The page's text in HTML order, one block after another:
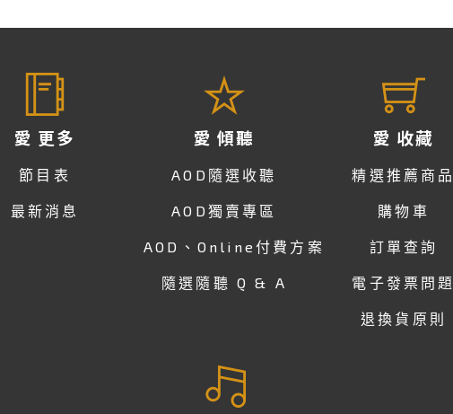
愛 更多
節目表
最新消息
愛 傾聽
AOD隨選收聽
AOD獨賣專區
AOD、Online付費方案
隨選隨聽 Q & A
愛 收藏
精選推薦商品
購物車
訂單查詢
電子發票問題
退換貨原則